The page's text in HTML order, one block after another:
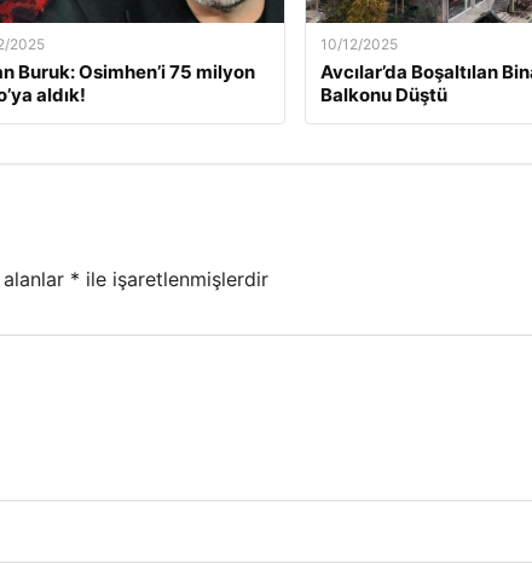
2025
Buruk: Osimhen’i 75 milyon
aldık!
10/12/2025
Avcılar’da Boşaltılan
Balkonu Düştü
* ile işaretlenmişlerdir